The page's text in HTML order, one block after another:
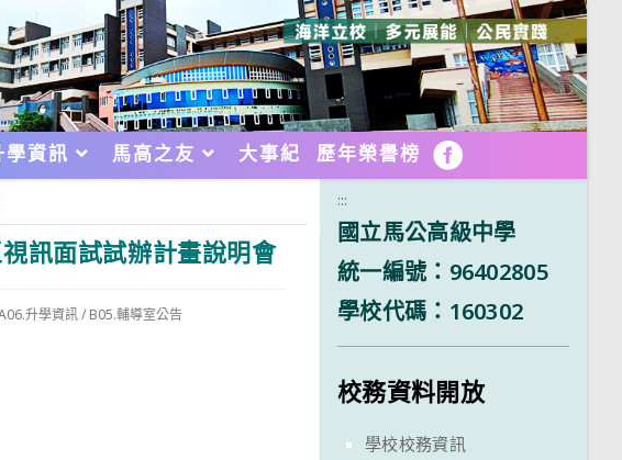
學資訊 馬高之友 大事紀 歷年榮譽榜 FB
訊面試試辦計畫說明會
升學資訊/ B05.輔導室公告
:::
國立馬公高級中學
統一編號：96402805
學校代碼：160302
校務資料開放
學校校務資訊